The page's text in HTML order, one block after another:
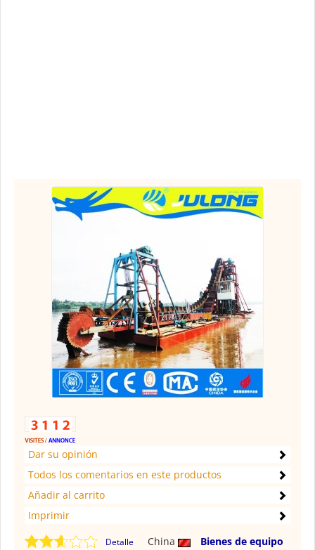
Dar su opinión
Todos los comentarios en este productos
Añadir al carrito
Imprimir
Detalle China
Bienes de equipo